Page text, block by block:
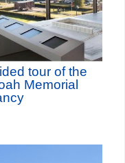
tour of the
Memorial